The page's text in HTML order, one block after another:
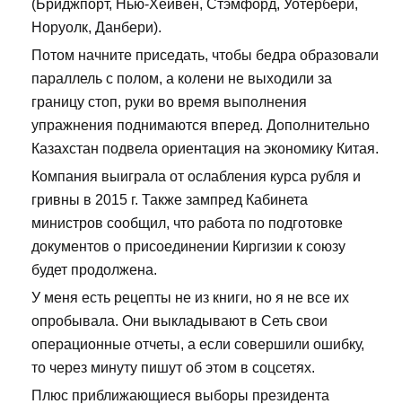
(Бриджпорт, Нью-Хейвен, Стэмфорд, Уотербери,
Норуолк, Данбери).
Потом начните приседать, чтобы бедра образовали
параллель с полом, а колени не выходили за
границу стоп, руки во время выполнения
упражнения поднимаются вперед. Дополнительно
Казахстан подвела ориентация на экономику Китая.
Компания выиграла от ослабления курса рубля и
гривны в 2015 г. Также зампред Кабинета
министров сообщил, что работа по подготовке
документов о присоединении Киргизии к союзу
будет продолжена.
У меня есть рецепты не из книги, но я не все их
опробывала. Они выкладывают в Сеть свои
операционные отчеты, а если совершили ошибку,
то через минуту пишут об этом в соцсетях.
Плюс приближающиеся выборы президента